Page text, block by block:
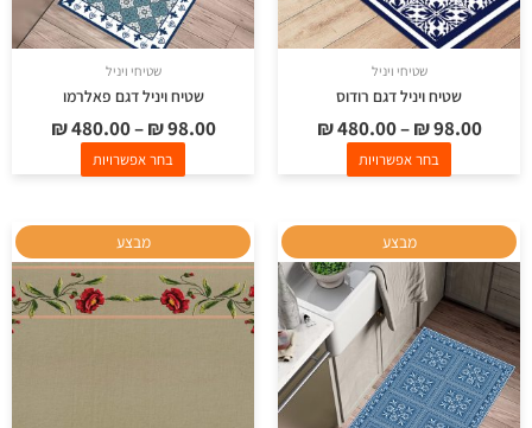
שטיחי ויניל
שטיח ויניל דגם רודוס
₪98.00
–
₪480.00
בחר אפשרויות
האפשרויות
בעמוד
שטיחי ויניל
שטיח ויניל דגם פאלרמו
₪98.00
–
₪480.00
בחר אפשרויות
האפשרויות
בעמוד
מבצע
זה
יש
מספר
סוגים.
ניתן
לבחור
מבצעהמחיר
המקורי
היה:
₪ 200.00.
המחיר
הנוכחי
הוא:
₪ 128.00.